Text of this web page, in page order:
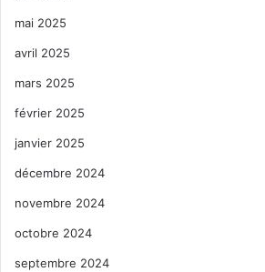
mai 2025
avril 2025
mars 2025
février 2025
janvier 2025
décembre 2024
novembre 2024
octobre 2024
septembre 2024